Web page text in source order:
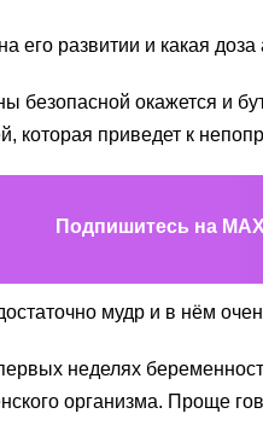
на его развитии и какая
безопасной окажется и
которая приведет к
Подпишитесь на
мудр и в нём
неделях
организма. Проще